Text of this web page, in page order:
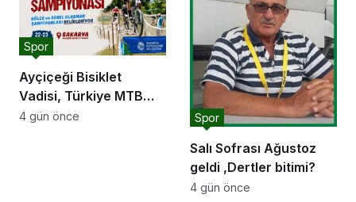
devam edeceğiz”
Ayçiçeği Bisiklet
Vadisi, Türkiye MTB
Şampiyonası’na ev
Spor
4 gün önce
Salı Sofrası Ağustoz
geldi ,Dertler bitimi?
Spor
4 gün önce